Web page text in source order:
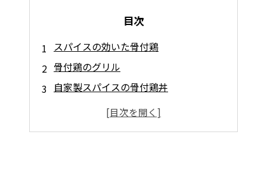
目次
スパイスの効いた骨付鶏
骨付鶏のグリル
自家製スパイスの骨付鶏丼
骨付鶏のカレー風味